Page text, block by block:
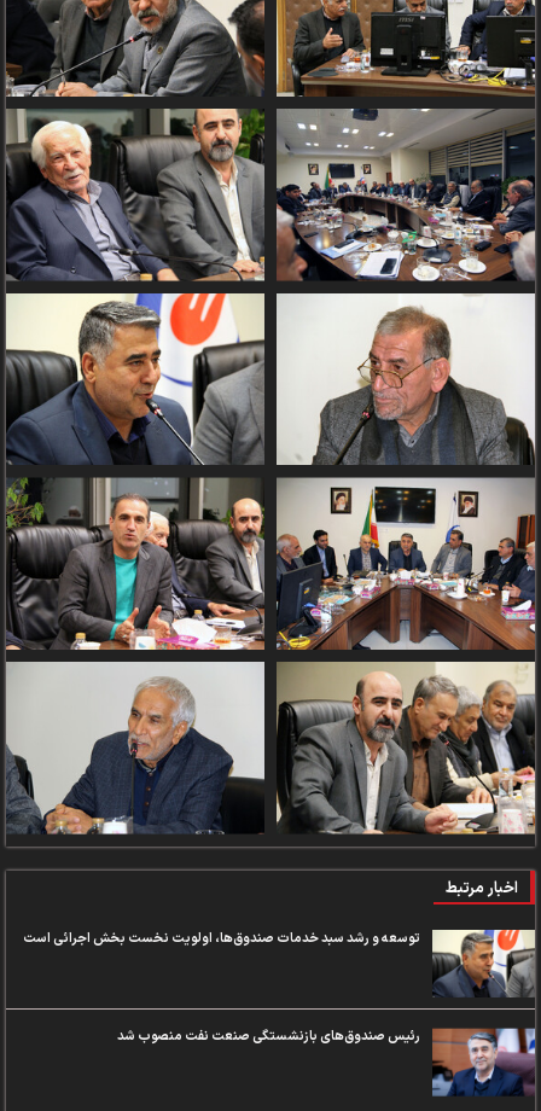
اخبار مرتبط
توسعه و رشد سبد خدمات صندوق‌ها، اولویت نخست بخش اجرائی است
رئیس صندوق‌های بازنشستگی صنعت نفت منصوب شد